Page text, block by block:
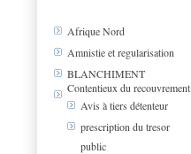
Afrique Nord
Amnistie et regularisation
BLANCHIMENT
Contentieux du recouvrement
Avis à tiers détenteur
prescription du tresor
public